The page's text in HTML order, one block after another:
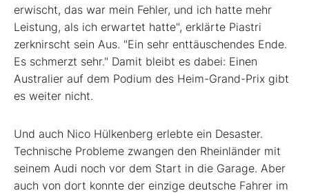
erwischt, das war mein Fehler, und ich hatte mehr
Leistung, als ich erwartet hatte", erklärte Piastri
zerknirscht sein Aus. "Ein sehr enttäuschendes Ende.
Es schmerzt sehr." Damit bleibt es dabei: Einen
Australier auf dem Podium des Heim-Grand-Prix gibt
es weiter nicht.
Und auch Nico Hülkenberg erlebte ein Desaster.
Technische Probleme zwangen den Rheinländer mit
seinem Audi noch vor dem Start in die Garage. Aber
auch von dort konnte der einzige deutsche Fahrer im